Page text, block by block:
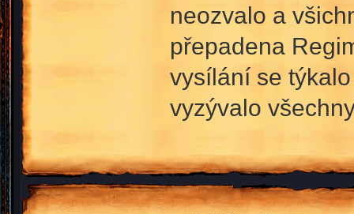
neozvalo a
přepadena
vysílání se
vyzývalo